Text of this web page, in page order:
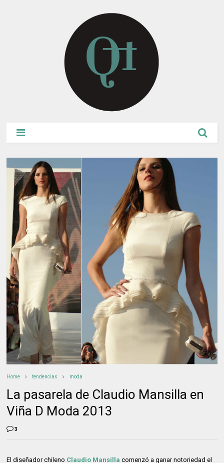
Home tendencias moda
La pasarela de Claudio Mansilla en
Viña D Moda 2013
3
El diseñador chileno Claudio Mansilla comenzó a ganar notoriedad el